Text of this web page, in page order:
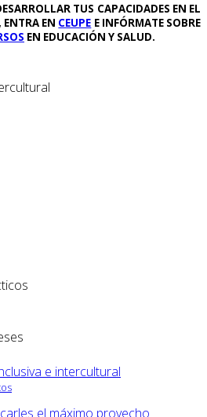
TUS CAPACIDADES EN EL
ENTRA EN CEUPE E INFÓRMATE SOBRE
EN EDUCACIÓN Y SALUD.
e intercultural
el máximo provecho